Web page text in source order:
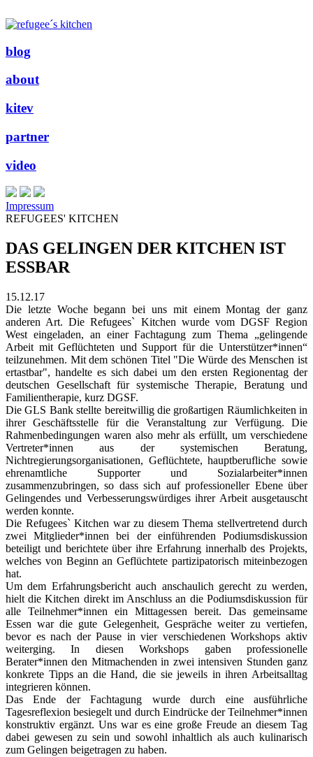
blog
about
kitev
partner
video
Impressum
REFUGEES' KITCHEN
DAS GELINGEN DER KITCHEN IST
ESSBAR
15.12.17
Die letzte Woche begann bei uns mit einem Montag der ganz
anderen Art. Die Refugees` Kitchen wurde vom DGSF Region
West eingeladen, an einer Fachtagung zum Thema „gelingende
Arbeit mit Geflüchteten und Support für die Unterstützer*innen“
teilzunehmen. Mit dem schönen Titel "Die Würde des Menschen ist
ertastbar", handelte es sich dabei um den ersten Regionentag der
deutschen Gesellschaft für systemische Therapie, Beratung und
Familientherapie, kurz DGSF.
Die GLS Bank stellte bereitwillig die großartigen Räumlichkeiten in
ihrer Geschäftsstelle für die Veranstaltung zur Verfügung. Die
Rahmenbedingungen waren also mehr als erfüllt, um verschiedene
Vertreter*innen aus der systemischen Beratung,
Nichtregierungsorganisationen, Geflüchtete, hauptberufliche sowie
ehrenamtliche Supporter und Sozialarbeiter*innen
zusammenzubringen, so dass sich auf professioneller Ebene über
Gelingendes und Verbesserungswürdiges ihrer Arbeit ausgetauscht
werden konnte.
Die Refugees` Kitchen war zu diesem Thema stellvertretend durch
zwei Mitglieder*innen bei der einführenden Podiumsdiskussion
beteiligt und berichtete über ihre Erfahrung innerhalb des Projekts,
welches von Beginn an Geflüchtete partizipatorisch miteinbezogen
hat.
Um dem Erfahrungsbericht auch anschaulich gerecht zu werden,
hielt die Kitchen direkt im Anschluss an die Podiumsdiskussion für
alle Teilnehmer*innen ein Mittagessen bereit. Das gemeinsame
Essen war die gute Gelegenheit, Gespräche weiter zu vertiefen,
bevor es nach der Pause in vier verschiedenen Workshops aktiv
weiterging. In diesen Workshops gaben professionelle
Berater*innen den Mitmachenden in zwei intensiven Stunden ganz
konkrete Tipps an die Hand, die sie jeweils in ihren Arbeitsalltag
integrieren können.
Das Ende der Fachtagung wurde durch eine ausführliche
Tagesreflexion besiegelt und durch Eindrücke der Teilnehmer*innen
konstruktiv ergänzt. Uns war es eine große Freude an diesem Tag
dabei gewesen zu sein und sowohl inhaltlich als auch kulinarisch
zum Gelingen beigetragen zu haben.